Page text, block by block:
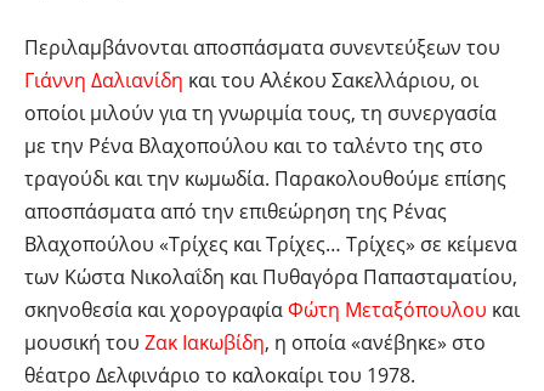
Περιλαμβάνονται αποσπάσματα συνεντεύξεων του
Γιάννη Δαλιανίδη και του Αλέκου Σακελλάριου, οι
οποίοι μιλούν για τη γνωριμία τους, τη συνεργασία
με την Ρένα Βλαχοπούλου και το ταλέντο της στο
τραγούδι και την κωμωδία. Παρακολουθούμε επίσης
αποσπάσματα από την επιθεώρηση της Ρένας
Βλαχοπούλου «Τρίχες και Τρίχες… Τρίχες» σε κείμενα
των Κώστα Νικολαΐδη και Πυθαγόρα Παπασταματίου,
σκηνοθεσία και χορογραφίαΦώτη Μεταξόπουλου και
μουσική του Ζακ Ιακωβίδη, η οποία «ανέβηκε» στο
θέατρο Δελφινάριο το καλοκαίρι του 1978.